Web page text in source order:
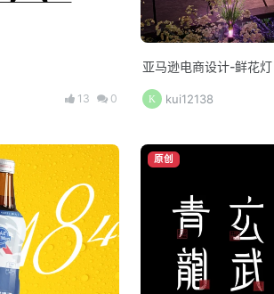
13 0
亚马逊电商设计-鲜花灯
kui12138
原创